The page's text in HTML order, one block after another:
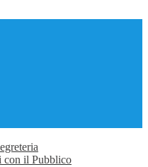
con il Pubblico